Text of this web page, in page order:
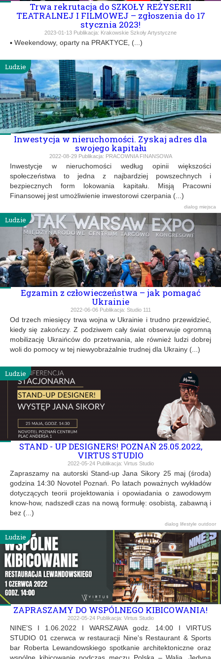
Trwa rekrutacja do SZKOŁY REŻYSERII
TEATRALNEJ I FILMOWEJ – zgłoszenia do 17
stycznia 2023!
2023-01-13 Publikacja: Krakowskie Szkoły Artystyczne
▪ Weekendowy, oparty na PRAKTYCE, (...)
Ludzie
Inwestycja w nieruchomości. Zyskaj adres dla
swojego kapitału
2022-08-29Publikacja: PRACOWNIA FINANSOWA
Inwestycje w nieruchomości według opinii większości
społeczeństwa to jedna z najbardziej powszechnych i
bezpiecznych form lokowania kapitału. Misją Pracowni
Finansowej jest umożliwienie inwestorowi czerpania (...)
dialog miejsca
Ludzie
Egzamin z człowieczeństwa – jak pomagać
Ukrainie
2022-06-06Publikacja: Studio 111
Od trzech miesięcy trwa wojna w Ukrainie i trudno przewidzieć,
kiedy się zakończy. Z podziwem cały świat obserwuje ogromną
mobilizację Ukraińców do przetrwania, ale również ludzi dobrej
woli do pomocy w tej niewyobrażalnie trudnej dla Ukrainy (...)
Ludzie
STAND - UP DESIGNERS! POZNAŃ 25.05.2022,
VIRTUS STUDIO
2022-05-24Publikacja: Virtus Studio
Zapraszamy na autorski Stand-up Jana Sikory 25 maj (środa)
godzina 14:30 Novotel Poznań. Po latach poważnych wykładów
dotyczących teorii projektowania i opowiadania o zawodowym
know-how, nadszedł czas na nową formułę: osobistą, zabawną i
bez (...)
dialog lifestyle outdoor
Ludzie
ZAPRASZAMY DO WSPÓLNEGO KIBICOWANIA!
2022-05-24Publikacja: Virtus Studio
NINE’S I 1.06.2022 I WARSZAWA godz. 14:00 I VIRTUS
STUDIO 01 czerwca w restauracji Nine's Restaurant & Sports
bar Roberta Lewandowskiego spotkanie architektoniczne oraz
wspólne kibicowanie podczas meczu Polska – Walia. Jedyna